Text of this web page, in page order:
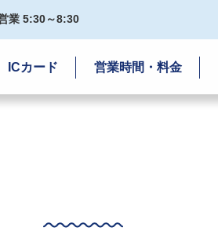
業 5:30～8:30
ICカード 営業時間・料金